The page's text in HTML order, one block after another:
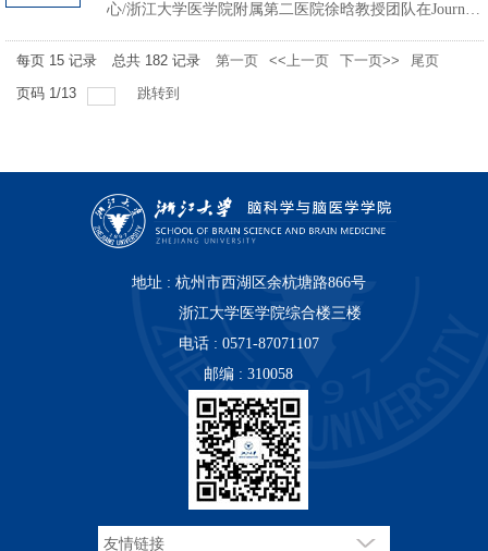
心/浙江大学医学院附属第二医院徐晗教授团队在Journal
of Clinical Investigation期刊上发表题为“A noncanonical
parasubthalamic nucleus-to-extended...
每页 15记录 总共 182记录 第一页 <<上一页 下一页>>
尾页
页码 1/13 跳转到
地址 : 杭州市西湖区余杭塘路866号
浙江大学医学院综合楼三楼
电话 : 0571-87071107
邮编 : 310058